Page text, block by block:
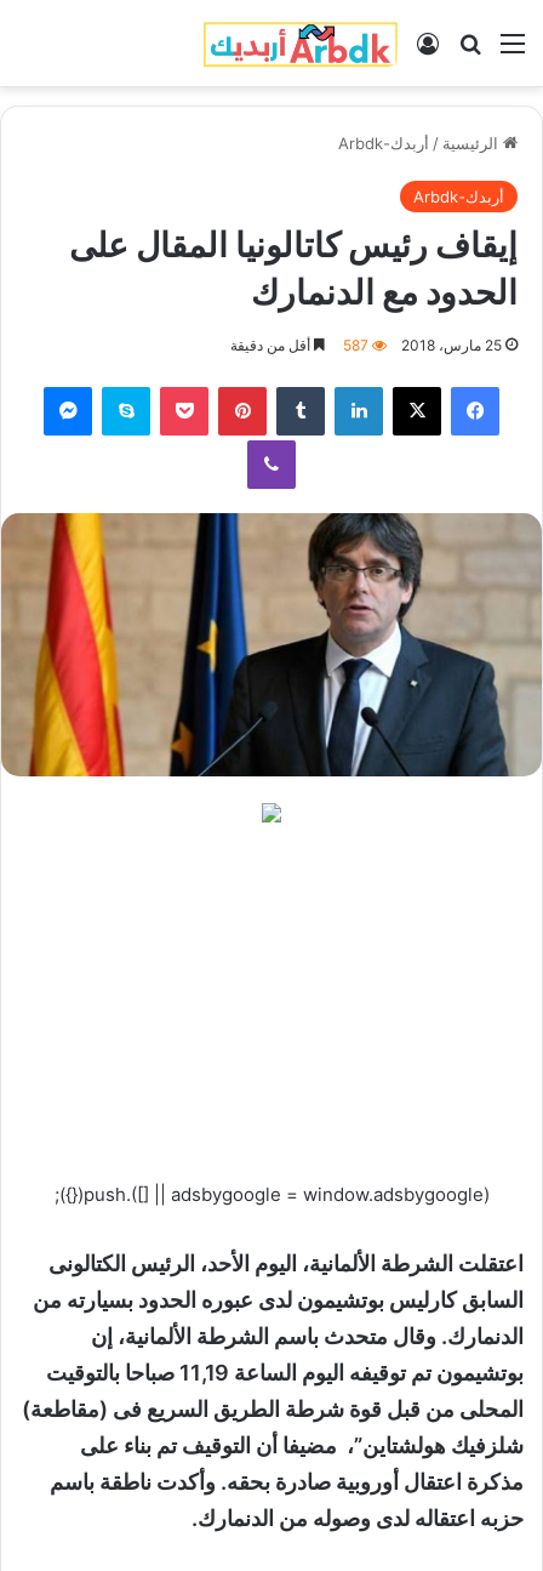
القائمة بحث عنتسجيل الدخول
الرئيسية / أربدك-Arbdk
أربدك-Arbdk
إيقاف رئيس كاتالونيا المقال على
الحدود مع الدنمارك
25 مارس، 2018 587 أقل من دقيقة
فيسبوك لينكدإن بينتيريست سكايب
ڤايبر
(adsbygoogle = window.adsbygoogle || []).push({});
اعتقلت الشرطة الألمانية، اليوم الأحد، الرئيس الكتالونى
السابق كارليس بوتشيمون لدى عبوره الحدود بسيارته من
الدنمارك. وقال متحدث باسم الشرطة الألمانية، إن
بوتشيمون تم توقيفه اليوم الساعة 11,19 صباحا بالتوقيت
المحلى من قبل قوة شرطة الطريق السريع فى (مقاطعة)
شلزفيك هولشتاين”، مضيفا أن التوقيف تم بناء على
مذكرة اعتقال أوروبية صادرة بحقه. وأكدت ناطقة باسم
حزبه اعتقاله لدى وصوله من الدنمارك.